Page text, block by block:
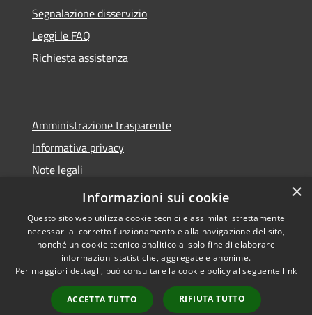
Segnalazione disservizio
Leggi le FAQ
Richiesta assistenza
Amministrazione trasparente
Informativa privacy
Note legali
Dichiarazione di accessibilità
Accessibilità
Copyright © 2026 • Comune di
Cassano d'Adda • Powered by
Municipium•
Accesso
×
Informazioni sui cookie
Questo sito web utilizza cookie tecnici e assimilati strettamente
necessari al corretto funzionamento e alla navigazione del sito,
nonché un cookie tecnico analitico al solo fine di elaborare
informazioni statistiche, aggregate e anonime.
Per maggiori dettagli, può consultare la cookie policy al seguente link
ACCETTA TUTTO RIFIUTA TUTTO